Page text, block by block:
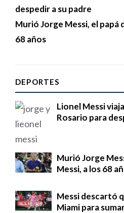
despedir a su padre
Murió Jorge Messi, el papá
68 años
DEPORTES
Lionel Messi
Rosario para
Murió Jorge
Messi, a los 68
Messi descartó
Miami para